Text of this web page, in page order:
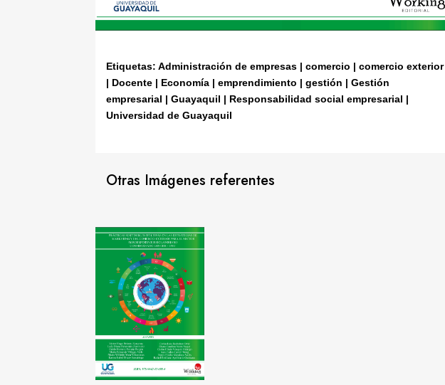
Etiquetas: Administración de empresas | comercio | comercio exterior
| Docente | Economía | emprendimiento | gestión | Gestión
empresarial | Guayaquil | Responsabilidad social empresarial |
Universidad de Guayaquil
Otras Imágenes referentes